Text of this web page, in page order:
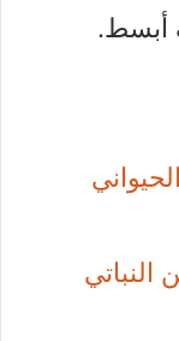
أبسط.
النباتي